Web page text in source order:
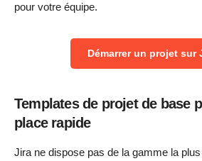
pour votre équipe.
Démarrer un projet sur
Templates de projet de base
place rapide
Jira ne dispose pas de la gamme la